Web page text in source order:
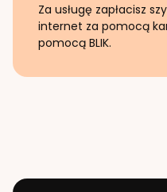
Za usługę zapłacisz
internet za pomocą
pomocą BLIK.